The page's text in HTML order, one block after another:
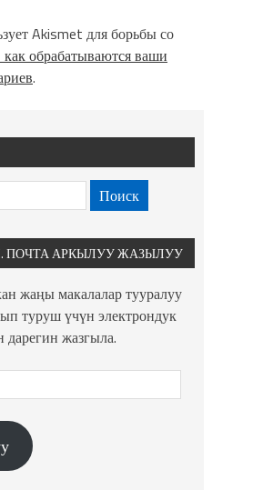
Akismet для борьбы со
как обрабатываются ваши
.
ПОЧТА АРКЫЛУУ ЖАЗЫЛУУ
жаңы макалалар тууралуу
туруш үчүн электрондук
дарегин жазгыла.